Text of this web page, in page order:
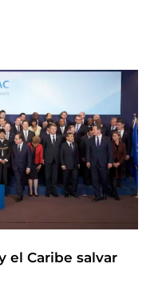
el Caribe salvar